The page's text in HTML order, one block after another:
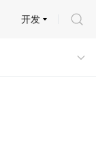
开发